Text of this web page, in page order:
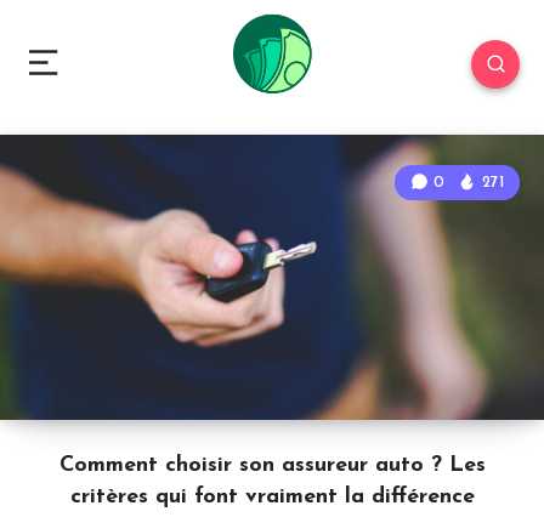
Comment choisir son assureur auto ? Les
critères qui font vraiment la différence
0 271